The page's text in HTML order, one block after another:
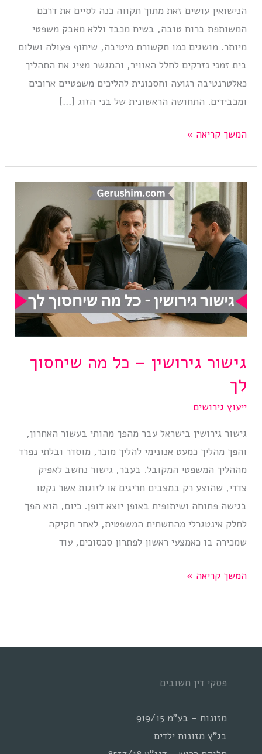
הנישואין עושים זאת מתוך תקווה כנה לסיים את דרכם
המשותפת ברוח טובה, בשיח מכבד וללא מאבק משפטי
מיותר. מושגים כמו תקשורת מיטיבה, שיתוף פעולה ושלום
בית זמני נזרקים לחלל האוויר, והמגשר מציג את התהליך
כאלטרנטיבה רגועה וחסכונית להליכים משפטיים ארוכים
ומכבידים. התחושה הראשונית של בני הזוג […]
גישור
כל
שמגשר
גירושין
לא
יספר
לך
המשך קריאה »
גישור גירושין – כל מה שיחסוך
לך
ייעוץ גירושים
גישור גירושין בישראל עבר מהפך מהותי בעשור האחרון,
והפך מהליך כמעט אנונימי להליך מוכר, מוסדר ובלתי נפרד
מההליך המשפטי המקובל. בעבר, גישור נחשב לאפיק
צדדי, שהוצע רק במצבים חריגים או לזוגות אשר נקטו
בגישה פתוחה ושיתופית באופן יוצא דופן. כיום, הוא הפך
לחלק אינטגרלי מהתשתית המשפטית, לאחר חקיקה
שמכירה בו כאמצעי ראשון לפתרון סכסוכים, עוד
גישור
מה
המשך קריאה »
פסקי דין חשובים
מזונות - בע"מ 919/15
בג"ץ מזונות ילדים